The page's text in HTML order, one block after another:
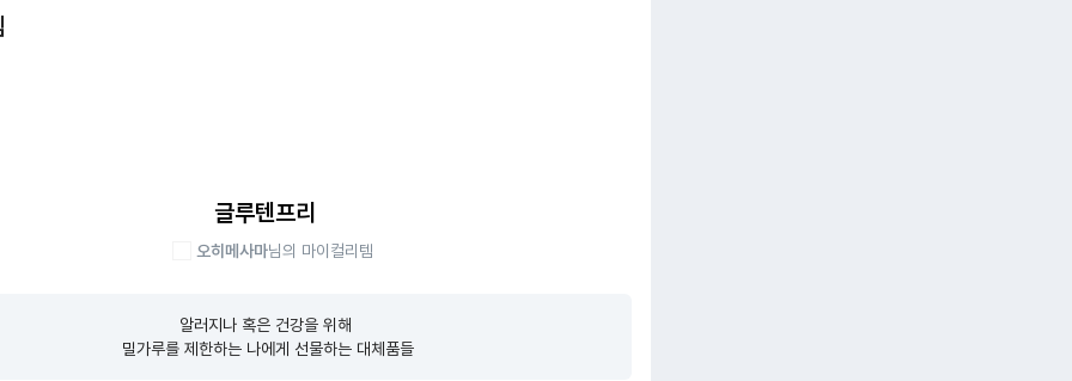
글루텐프리
오히메사마님의 마이컬리템
알러지나 혹은 건강을 위해
밀가루를 제한하는 나에게 선물하는 대체품들